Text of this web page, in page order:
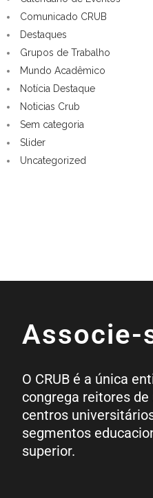
Comunicado CRUB
Destaques
Grupos de Trabalho
Mundo Acadêmico
Notícia Destaque
Noticias Crub
Sem categoria
Slider
Uncategorized
Associe-
O CRUB é a única
congrega reitores
centros
segmentos
superior.